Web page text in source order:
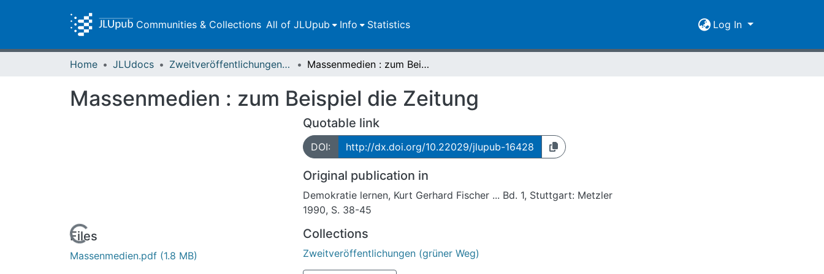
Communities & Collections All of JLUpub Info Statistics Log In
Home JLUdocs Zweitveröffentlichungen (grüner Weg) Massenmedien : zum Beispiel die Zeitung
Massenmedien : zum Beispiel die Zeitung
Loading...
Files
Massenmedien.pdf (1.8 MB)
Quotable link
DOI: http://dx.doi.org/10.22029/jlupub-16428
Original publication in
Demokratie lernen, Kurt Gerhard Fischer ... Bd. 1, Stuttgart: Metzler
1990, S. 38-45
Collections
Zweitveröffentlichungen (grüner Weg)